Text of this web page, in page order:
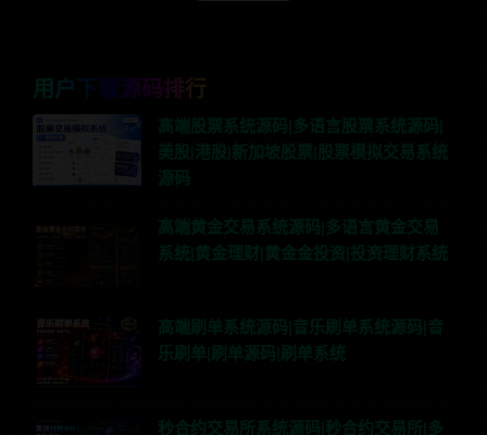
用户下载源码排行
高端股票系统源码|多语言股票系统源码|
美股|港股|新加坡股票|股票模拟交易系统
源码
高端黄金交易系统源码|多语言黄金交易
系统|黄金理财|黄金金投资|投资理财系统
高端刷单系统源码|音乐刷单系统源码|音
乐刷单|刷单源码|刷单系统
秒合约交易所系统源码|秒合约交易所|多